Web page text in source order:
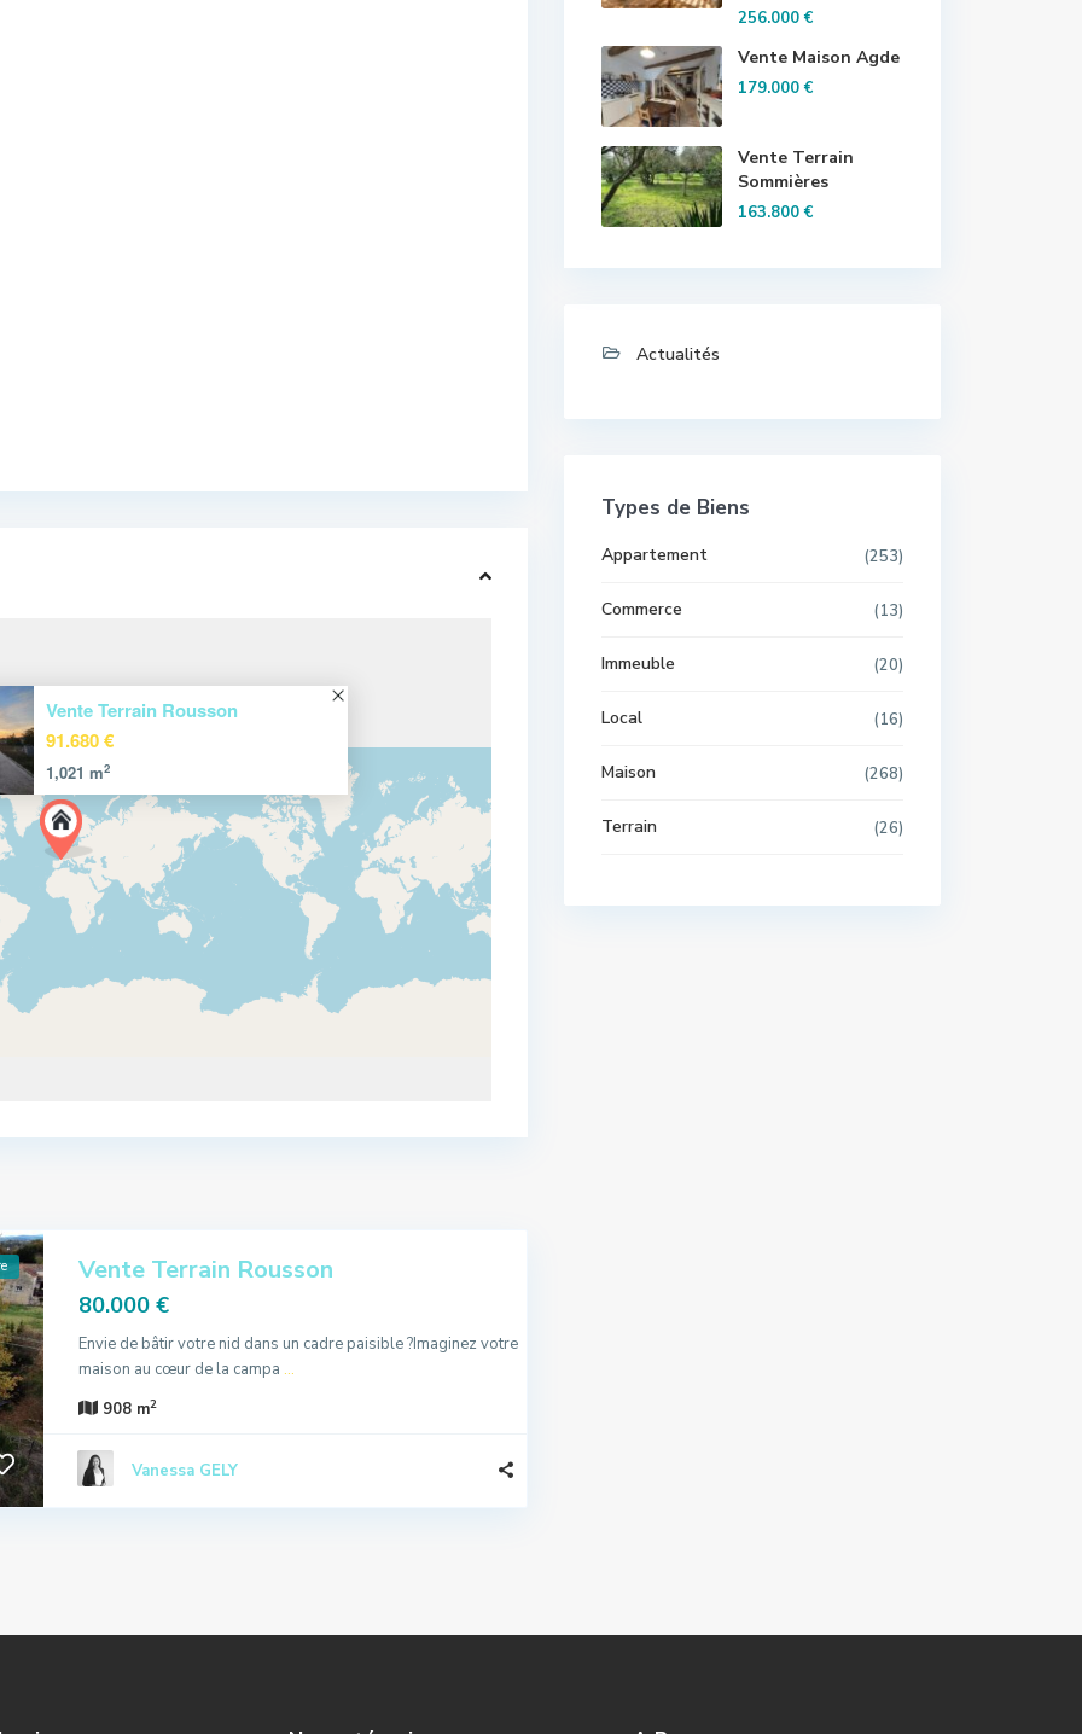
Vente Terrain Rousson
91.680 €
1,021 m2
Vente Terrain Rousson
80.000 €
Envie de bâtir votre nid dans un cadre paisible ?Imaginez votre
maison au cœur de la campa ...
908 m2
Vanessa GELY
256.000 €
Vente Maison Agde
179.000 €
Vente Terrain
Sommières
163.800 €
Actualités
Types de Biens
Appartement (253)
Commerce (13)
Immeuble (20)
Local (16)
Maison (268)
Terrain (26)